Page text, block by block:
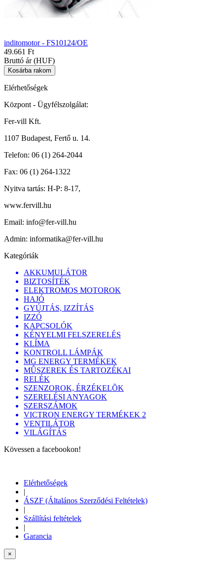
inditomotor - FS10124/OE
49.661 Ft
Bruttó ár (HUF)
Elérhetőségek
Központ - Ügyfélszolgálat:
Fer-vill Kft.
1107 Budapest, Fertő u. 14.
Telefon: 06 (1) 264-2044
Fax: 06 (1) 264-1322
Nyitva tartás: H-P: 8-17,
www.fervill.hu
Email: info@fer-vill.hu
Admin: informatika@fer-vill.hu
Kategóriák
AKKUMULÁTOR
BIZTOSÍTÉK
ELEKTROMOS MOTOROK
HAJÓ
GYÚJTÁS, IZZÍTÁS
IZZÓ
KAPCSOLÓK
KÉNYELMI FELSZERELÉS
KLÍMA
KONTROLL LÁMPÁK
MG ENERGY TERMÉKEK
MÛSZEREK ÉS TARTOZÉKAI
RELÉK
SZENZOROK, ÉRZÉKELÕK
SZERELÉSI ANYAGOK
SZERSZÁMOK
VICTRON ENERGY TERMÉKEK 2
VENTILÁTOR
VILÁGÍTÁS
Kövessen a facebookon!
Elérhetőségek
|
ÁSZF (Általános Szerződési Feltételek)
|
Szállítási feltételek
|
Garancia
×